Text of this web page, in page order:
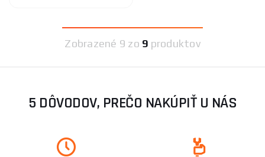
Zobrazené 9 zo 9 produktov
5 DÔVODOV, PREČO NAKÚPIŤ U NÁS